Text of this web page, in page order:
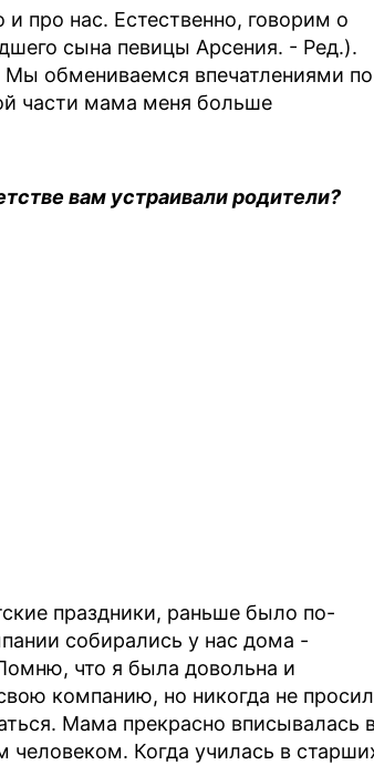
про нас. Естественно, говорим о
сына певицы Арсения. - Ред.).
обмениваемся впечатлениями по
части мама меня больше
вам устраивали родители?
праздники, раньше было по-
собирались у нас дома -
что я была довольна и
компанию, но никогда не
Мама прекрасно вписывалась
Когда училась в